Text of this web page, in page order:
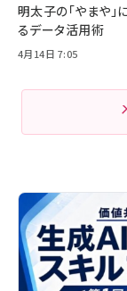
明太子の「やまや」
るデータ活用術
4月14日 7:05